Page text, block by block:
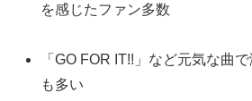
を感じたファン多数
「GO FOR IT!!」など元気な曲
も多い